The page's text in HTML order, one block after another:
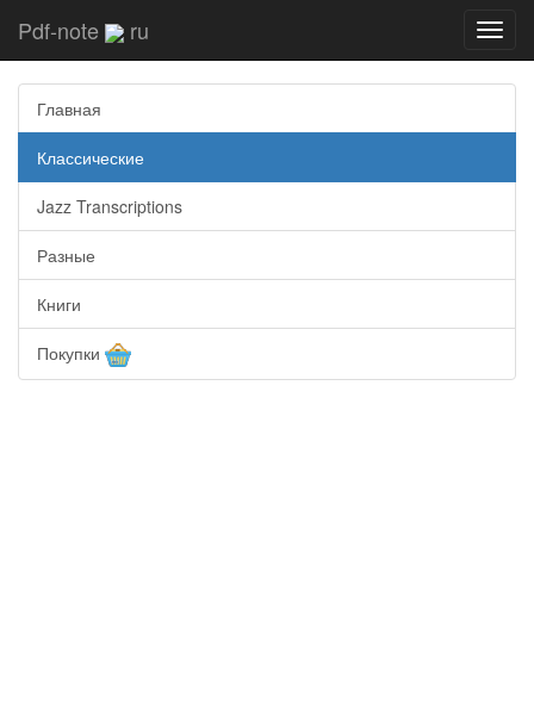
Pdf-note ru
Главная
Классические
Jazz Transcriptions
Разные
Книги
Покупки